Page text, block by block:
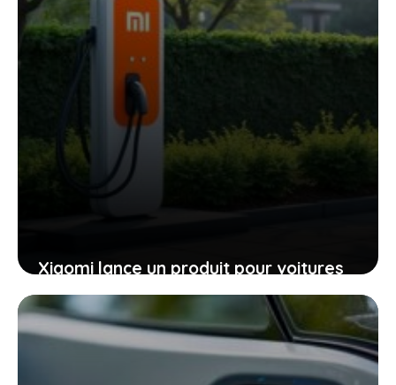
Xiaomi lance un produit pour voitures
électriques inédit, ce que Tesla n’a
jamais osé proposer et qui pourrait
tout changer